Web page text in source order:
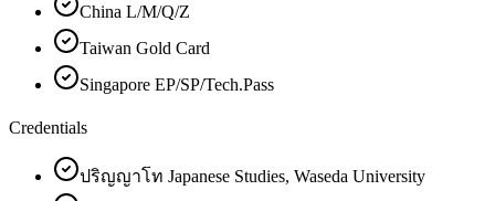
China L/M/Q/Z
Taiwan Gold Card
Singapore EP/SP/Tech.Pass
Credentials
ปริญญาโท Japanese Studies, Waseda University